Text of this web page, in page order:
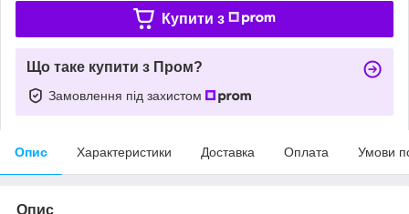
Купити з
Що таке купити з Пром?
Замовлення під захистом
Опис Характеристики Доставка Оплата Умови
Опис